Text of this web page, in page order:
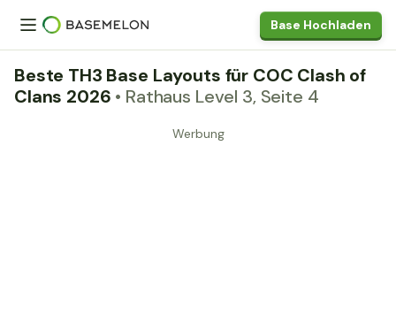
Base Hochladen
Beste TH3 Base Layouts für COC Clash of
Clans 2026 • Rathaus Level 3, Seite 4
Werbung